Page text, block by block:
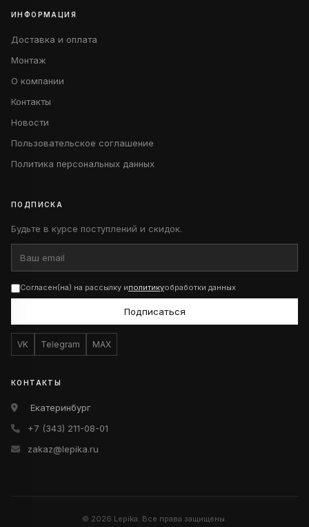
ИНФОРМАЦИЯ
Доставка и оплата
Монтаж
О компании
Контакты
Новости
Пользовательское соглашение
Политика персональных данных
ПОДПИСКА
Будьте в курсе поступлений и скидок.
Согласен(на) на рассылку иполитикуобработки данных
Подписаться
VK Telegram MAX
КОНТАКТЫ
Екатеринбург
+7 (343) 211-08-01
zakaz@lepika.ru
© 2026 Lepika. Все права защищены.